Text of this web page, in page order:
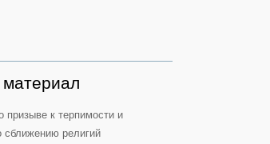
к терпимости и
сближению религий